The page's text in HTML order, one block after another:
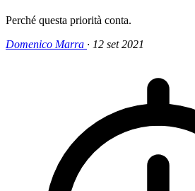
Perché questa priorità conta.
Domenico Marra · 12 set 2021